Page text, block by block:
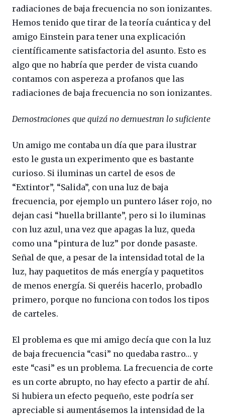
radiaciones de baja frecuencia no son ionizantes.
Hemos tenido que tirar de la teoría cuántica y del
amigo Einstein para tener una explicación
científicamente satisfactoria del asunto. Esto es
algo que no habría que perder de vista cuando
contamos con aspereza a profanos que las
radiaciones de baja frecuencia no son ionizantes.
Demostraciones que quizá no demuestran lo suficiente
Un amigo me contaba un día que para ilustrar
esto le gusta un experimento que es bastante
curioso. Si iluminas un cartel de esos de
“Extintor”, “Salida”, con una luz de baja
frecuencia, por ejemplo un puntero láser rojo, no
dejan casi “huella brillante”, pero si lo iluminas
con luz azul, una vez que apagas la luz, queda
como una “pintura de luz” por donde pasaste.
Señal de que, a pesar de la intensidad total de la
luz, hay paquetitos de más energía y paquetitos
de menos energía. Si queréis hacerlo, probadlo
primero, porque no funciona con todos los tipos
de carteles.
El problema es que mi amigo decía que con la luz
de baja frecuencia “casi” no quedaba rastro… y
este “casi” es un problema. La frecuencia de corte
es un corte abrupto, no hay efecto a partir de ahí.
Si hubiera un efecto pequeño, este podría ser
apreciable si aumentásemos la intensidad de la